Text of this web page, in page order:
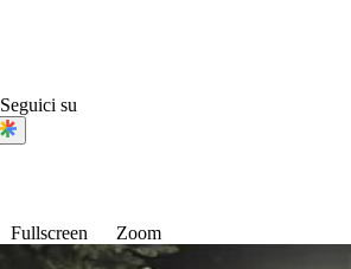
Seguici su
Fullscreen Zoom